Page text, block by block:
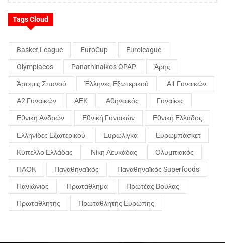
Tags Cloud
Basket League EuroCup Euroleague
Olympiacos Panathinaikos OPAP Άρης
Άρτεμις Σπανού Έλληνες Εξωτερικού Α1 Γυναικών
Α2 Γυναικών ΑΕΚ Αθηναικός Γυναίκες
Εθνική Ανδρών Εθνική Γυναικών Εθνική Ελλάδος
Ελληνίδες Εξωτερικού Ευρωλίγκα Ευρωμπάσκετ
Κύπελλο Ελλάδας Νίκη Λευκάδας Ολυμπιακός
ΠΑΟΚ Παναθηναϊκός Παναθηναϊκός Superfoods
Πανιώνιος Πρωτάθλημα Πρωτέας Βούλας
Πρωταθλητής Πρωταθλητής Ευρώπης